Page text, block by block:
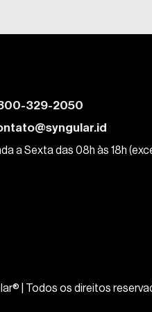
329-2050
a Sexta das 08h às 18h
| Todos os direitos